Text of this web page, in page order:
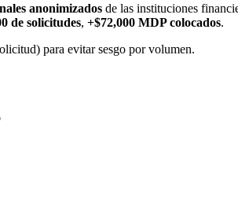
anonimizados de las instituciones
de solicitudes, +$72,000 MDP colocados.
para evitar sesgo por volumen.